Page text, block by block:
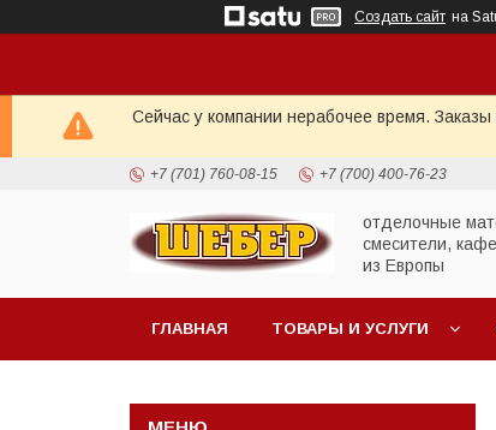
Создать сайт на
Сейчас у компании нерабочее время.
+7 (701) 760-08-15 +7 (700) 400-76-23
отделочные
смесители,
из Европы
ГЛАВНАЯ ТОВАРЫ И УСЛУГИ